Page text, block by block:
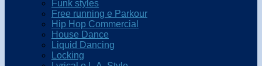
Funk styles
Free running e Parkour
Hip Hop Commercial
House Dance
Liquid Dancing
Locking